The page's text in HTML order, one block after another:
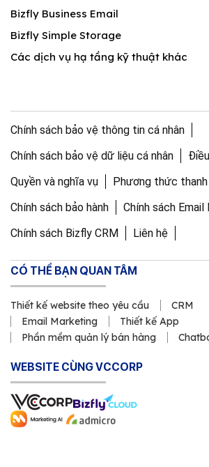
Bizfly Business Email
Bizfly Simple Storage
Các dịch vụ hạ tầng kỹ thuật khác
Chính sách bảo vệ thông tin cá nhân
Chính sách bảo vệ dữ liệu cá nhân
Quyền và nghĩa vụ
Phương thức
Chính sách bảo hành
Chính sách
Chính sách Bizfly CRM
Liên hệ
CÓ THỂ BẠN QUAN TÂM
Thiết kế website theo yêu cầu
CRM
Email Marketing
Thiết kế App
Phần mềm quản lý bán hàng
WEBSITE CÙNG VCCORP